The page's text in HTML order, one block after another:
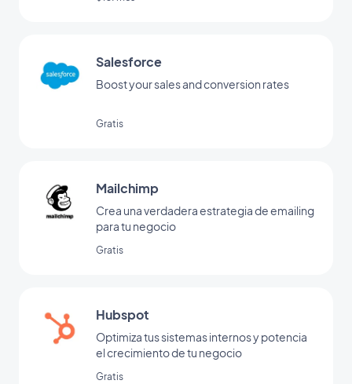
Salesforce
Boost your sales and conversion rates
Gratis
Mailchimp
Crea una verdadera estrategia de emailing
para tu negocio
Gratis
Hubspot
Optimiza tus sistemas internos y potencia
el crecimiento de tu negocio
Gratis